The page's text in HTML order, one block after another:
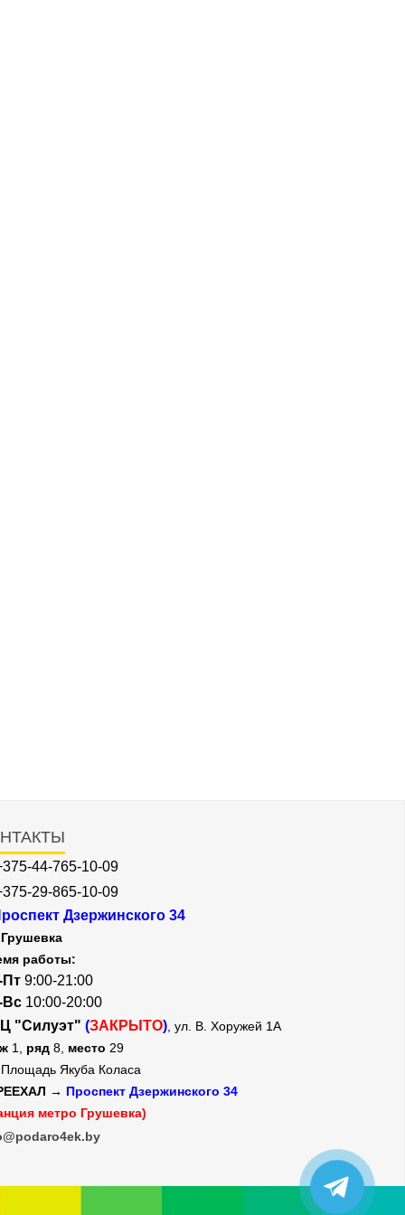
44-765-10-09
29-865-10-09
Дзержинского 34
Грушевка
работы:
Пт 9:00-21:00
Вс 10:00-20:00
"Силуэт" (ЗАКРЫТО) , ул. В. Хоружей 1А
1, ряд 8, место 29
Площадь Якуба Коласа
→ Проспект Дзержинского 34
метро Грушевка)